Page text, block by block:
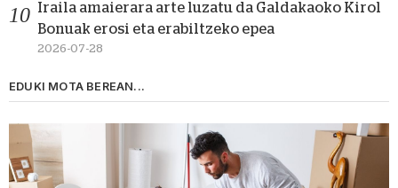
Iraila amaierara arte luzatu da Galdakaoko Kirol
Bonuak erosi eta erabiltzeko epea
2026-07-28
EDUKI MOTA BEREAN...